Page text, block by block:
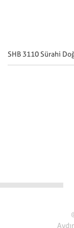
SHB 3110 Sürahi